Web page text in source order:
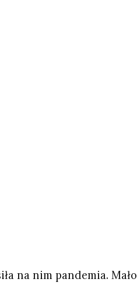
na nim pandemia. Mało